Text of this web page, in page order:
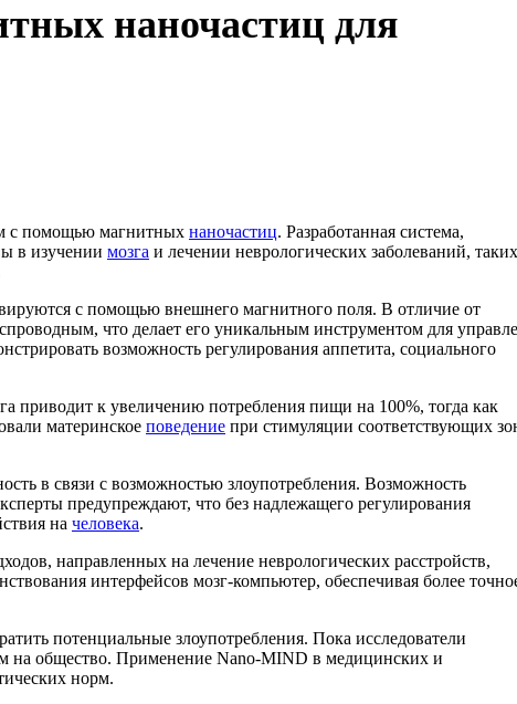
наночастиц для
с помощью магнитных наночастиц. Разработанная система,
в изучении мозга и лечении неврологических заболеваний,
с помощью внешнего магнитного поля. В отличие от
что делает его уникальным инструментом для
возможность регулирования аппетита, социального
приводит к увеличению потребления пищи на 100%, тогда как
материнское поведение при стимуляции соответствующих
в связи с возможностью злоупотребления. Возможность
предупреждают, что без надлежащего регулирования
на человека.
направленных на лечение неврологических расстройств,
интерфейсов мозг-компьютер, обеспечивая более
потенциальные злоупотребления. Пока исследователи
на общество. Применение Nano-MIND в медицинских и
норм.